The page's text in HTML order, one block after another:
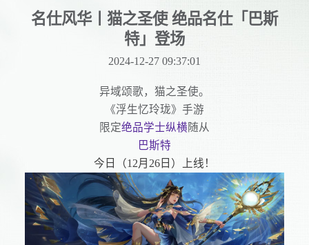
名仕风华丨猫之圣使 绝品名仕「巴斯
特」登场
2024-12-27 09:37:01
异域颂歌，猫之圣使。
《浮生忆玲珑》手游
限定绝品学士纵横随从
巴斯特
今日（12月26日）上线！